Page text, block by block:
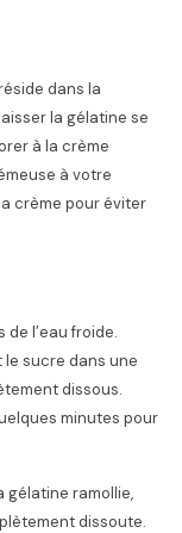
dans la
la gélatine se
à la crème
à votre
crème pour éviter
l’eau froide.
sucre dans une
dissous.
minutes pour
gélatine ramollie,
dissoute.